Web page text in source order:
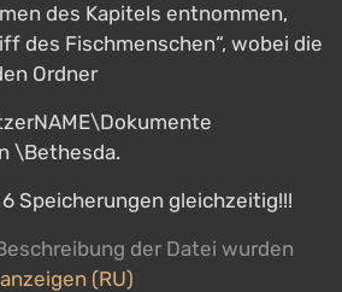
des Kapitels entnommen,
des Fischmenschen“, wobei die
Ordner
\Bethesda.
Speicherungen gleichzeitig!!!
der Datei wurden
(RU)